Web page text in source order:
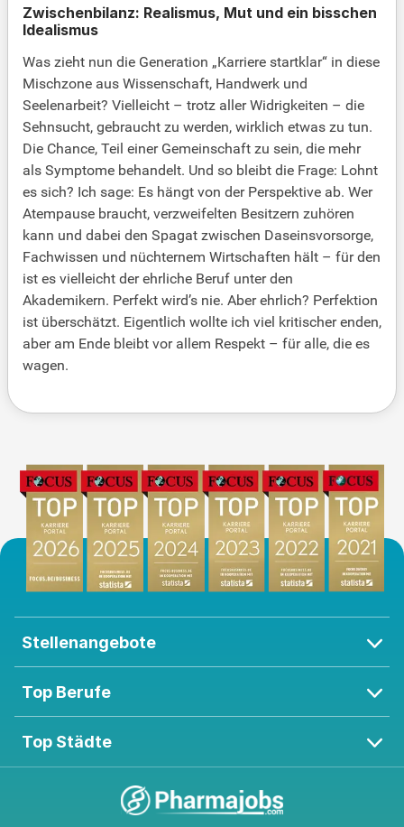
Zwischenbilanz: Realismus, Mut und ein bisschen
Idealismus
Was zieht nun die Generation „Karriere startklar“ in diese
Mischzone aus Wissenschaft, Handwerk und
Seelenarbeit? Vielleicht – trotz aller Widrigkeiten – die
Sehnsucht, gebraucht zu werden, wirklich etwas zu tun.
Die Chance, Teil einer Gemeinschaft zu sein, die mehr
als Symptome behandelt. Und so bleibt die Frage: Lohnt
es sich? Ich sage: Es hängt von der Perspektive ab. Wer
Atempause braucht, verzweifelten Besitzern zuhören
kann und dabei den Spagat zwischen Daseinsvorsorge,
Fachwissen und nüchternem Wirtschaften hält – für den
ist es vielleicht der ehrliche Beruf unter den
Akademikern. Perfekt wird’s nie. Aber ehrlich? Perfektion
ist überschätzt. Eigentlich wollte ich viel kritischer enden,
aber am Ende bleibt vor allem Respekt – für alle, die es
wagen.
Stellenangebote
Top Berufe
Top Städte